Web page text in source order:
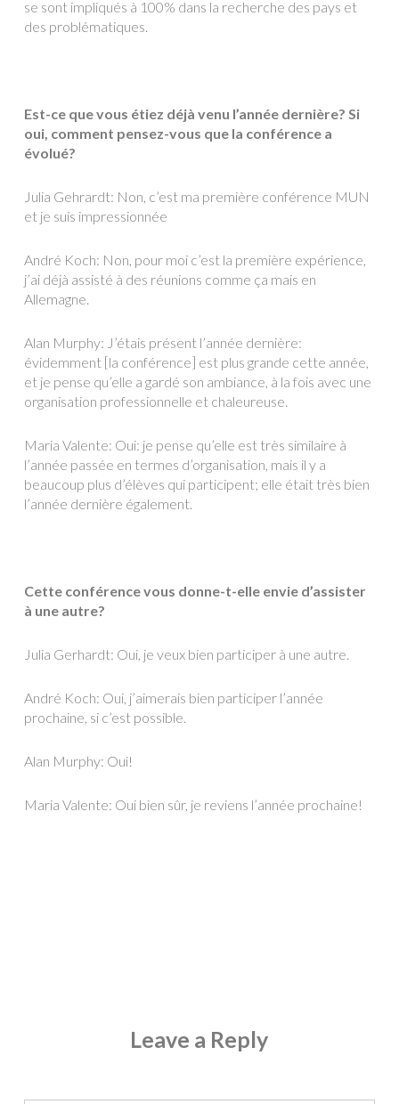
se sont impliqués à 100% dans la recherche des pays et
des problématiques.
Est-ce que vous étiez déjà venu l’année dernière? Si
oui, comment pensez-vous que la conférence a
évolué?
Julia Gehrardt: Non, c’est ma première conférence MUN
et je suis impressionnée
André Koch: Non, pour moi c’est la première expérience,
j’ai déjà assisté à des réunions comme ça mais en
Allemagne.
Alan Murphy: J’étais présent l’année dernière:
évidemment [la conférence] est plus grande cette année,
et je pense qu’elle a gardé son ambiance, à la fois avec une
organisation professionnelle et chaleureuse.
Maria Valente: Oui: je pense qu’elle est très similaire à
l’année passée en termes d’organisation, mais il y a
beaucoup plus d’élèves qui participent; elle était très bien
l’année dernière également.
Cette conférence vous donne-t-elle envie d’assister
à une autre?
Julia Gerhardt: Oui, je veux bien participer à une autre.
André Koch: Oui, j’aimerais bien participer l’année
prochaine, si c’est possible.
Alan Murphy: Oui!
Maria Valente: Oui bien sûr, je reviens l’année prochaine!
Leave a Reply